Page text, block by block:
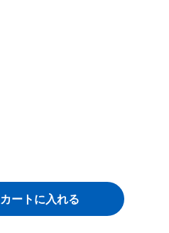
カートに入れる